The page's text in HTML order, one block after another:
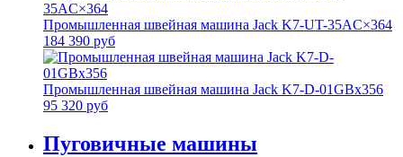
Промышленная швейная машина Jack K7-UT-35AC×364
184 390 руб
Промышленная швейная машина Jack K7-D-01GBх356
95 320 руб
Пуговичные машины